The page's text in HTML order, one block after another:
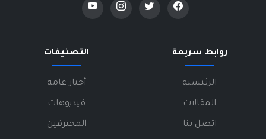
روابط سريعة
الرئيسية
المقالات
اتصل بنا
التصنيفات
أخبار عامة
فيديوهات
المحترفين